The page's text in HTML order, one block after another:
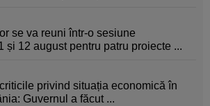
se va reuni într-o sesiune
și 12 august pentru patru proiecte ...
privind situația economică în
Guvernul a făcut ...